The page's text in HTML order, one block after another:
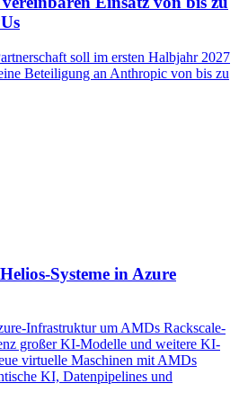
soll im ersten Halbjahr 2027
Beteiligung an Anthropic von bis zu
Systeme in Azure
Infrastruktur um AMDs Rackscale-
großer KI-Modelle und weitere KI-
virtuelle Maschinen mit AMDs
KI, Datenpipelines und